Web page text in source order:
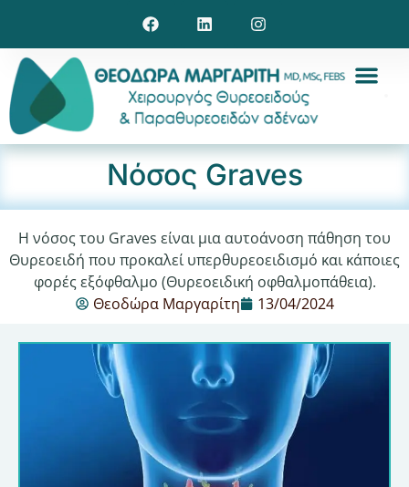
Νόσος Graves
Η νόσος του Graves είναι μια αυτοάνοση πάθηση του
Θυρεοειδή που προκαλεί υπερθυρεοειδισμό και κάποιες
φορές εξόφθαλμο (Θυρεοειδική οφθαλμοπάθεια).
Θεοδώρα Μαργαρίτη
13/04/2024